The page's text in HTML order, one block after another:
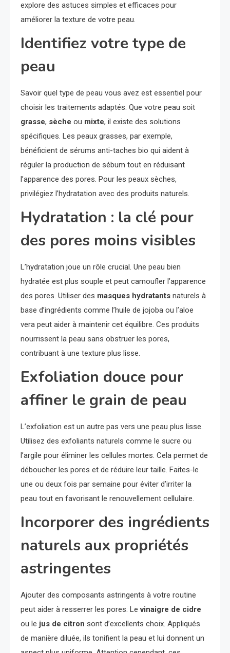
explore des astuces simples et efficaces pour
améliorer la texture de votre peau.
Identifiez votre type de
peau
Savoir quel type de peau vous avez est essentiel pour
choisir les traitements adaptés. Que votre peau soit
grasse, sèche ou mixte, il existe des solutions
spécifiques. Les peaux grasses, par exemple,
bénéficient de sérums anti-taches bio qui aident à
réguler la production de sébum tout en réduisant
l’apparence des pores. Pour les peaux sèches,
privilégiez l’hydratation avec des produits naturels.
Hydratation : la clé pour
des pores moins visibles
L’hydratation joue un rôle crucial. Une peau bien
hydratée est plus souple et peut camoufler l’apparence
des pores. Utiliser des masques hydratants naturels à
base d’ingrédients comme l’huile de jojoba ou l’aloe
vera peut aider à maintenir cet équilibre. Ces produits
nourrissent la peau sans obstruer les pores,
contribuant à une texture plus lisse.
Exfoliation douce pour
affiner le grain de peau
L’exfoliation est un autre pas vers une peau plus lisse.
Utilisez des exfoliants naturels comme le sucre ou
l’argile pour éliminer les cellules mortes. Cela permet de
déboucher les pores et de réduire leur taille. Faites-le
une ou deux fois par semaine pour éviter d’irriter la
peau tout en favorisant le renouvellement cellulaire.
Incorporer des ingrédients
naturels aux propriétés
astringentes
Ajouter des composants astringents à votre routine
peut aider à resserrer les pores. Levinaigre de cidre
ou le jus de citron sont d’excellents choix. Appliqués
de manière diluée, ils tonifient la peau et lui donnent un